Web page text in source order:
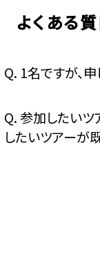
よくある
Q. 1名ですが、
Q.参加したい
したいツアーが